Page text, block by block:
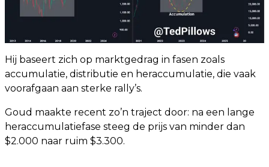
Hij baseert zich op marktgedrag in fasen zoals
accumulatie, distributie en heraccumulatie, die vaak
voorafgaan aan sterke rally’s.
Goud maakte recent zo’n traject door: na een lange
heraccumulatiefase steeg de prijs van minder dan
$2.000 naar ruim $3.300.